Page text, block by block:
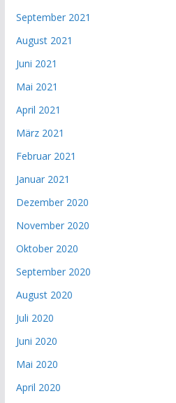
September 2021
August 2021
Juni 2021
Mai 2021
April 2021
März 2021
Februar 2021
Januar 2021
Dezember 2020
November 2020
Oktober 2020
September 2020
August 2020
Juli 2020
Juni 2020
Mai 2020
April 2020